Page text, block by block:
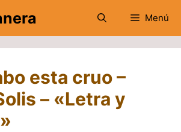
Menú
esta cruo –
– «Letra y